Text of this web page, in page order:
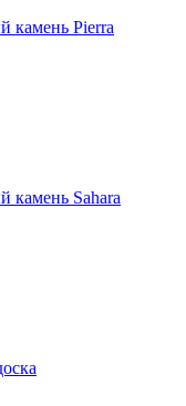
камень Pierra
камень Sahara